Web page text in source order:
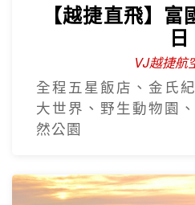
【越捷直飛】
日
VJ越捷航
全程五星飯店、金氏
大世界、野生動物園
然公園